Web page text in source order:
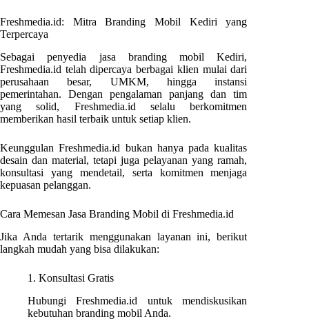
Freshmedia.id: Mitra Branding Mobil Kediri yang
Terpercaya
Sebagai penyedia jasa branding mobil Kediri,
Freshmedia.id telah dipercaya berbagai klien mulai dari
perusahaan besar, UMKM, hingga instansi
pemerintahan. Dengan pengalaman panjang dan tim
yang solid, Freshmedia.id selalu berkomitmen
memberikan hasil terbaik untuk setiap klien.
Keunggulan Freshmedia.id bukan hanya pada kualitas
desain dan material, tetapi juga pelayanan yang ramah,
konsultasi yang mendetail, serta komitmen menjaga
kepuasan pelanggan.
Cara Memesan Jasa Branding Mobil di Freshmedia.id
Jika Anda tertarik menggunakan layanan ini, berikut
langkah mudah yang bisa dilakukan:
1. Konsultasi Gratis
Hubungi Freshmedia.id untuk mendiskusikan
kebutuhan branding mobil Anda.